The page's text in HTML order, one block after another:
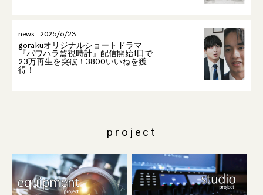
news 2025/6/23
gorakuオリジナルショートドラマ
『パワハラ監視時計』配信開始1日で
23万再生を突破！3800いいねを獲
得！
project
保有機材 編集・録音MA・撮影 studio